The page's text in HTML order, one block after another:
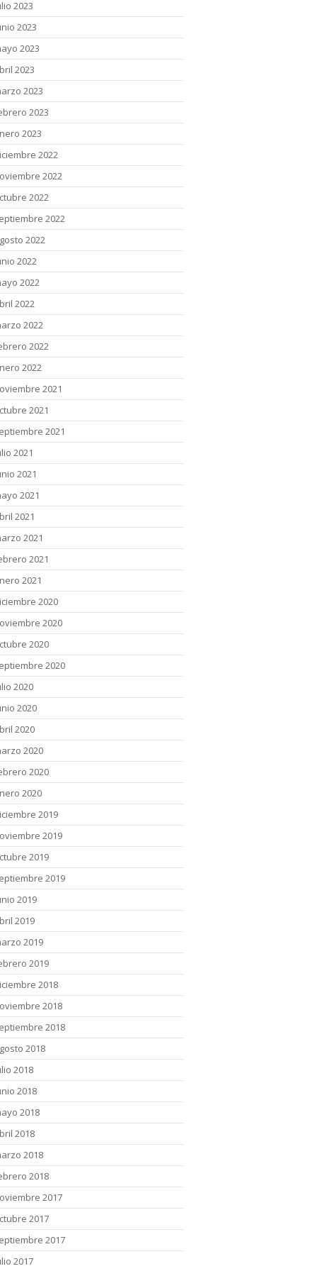
2023
2023
2023
2023
2023
2023
2023
2022
2022
2022
2022
2022
2022
2022
2022
2022
2022
2022
2021
2021
2021
2021
2021
2021
2021
2021
2021
2021
2020
2020
2020
2020
2020
2020
2020
2020
2020
2020
2019
2019
2019
2019
2019
2019
2019
2019
2018
2018
2018
2018
2018
2018
2018
2018
2018
2018
2017
2017
2017
2017